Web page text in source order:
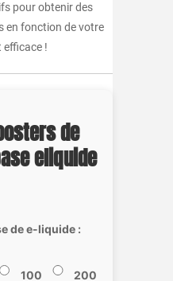
pour obtenir des
en fonction de votre
efficace !
de
eliquide
de e-liquide :
100
200